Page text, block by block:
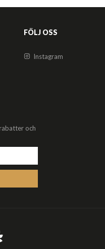
FÖLJ OSS
Instagram
och